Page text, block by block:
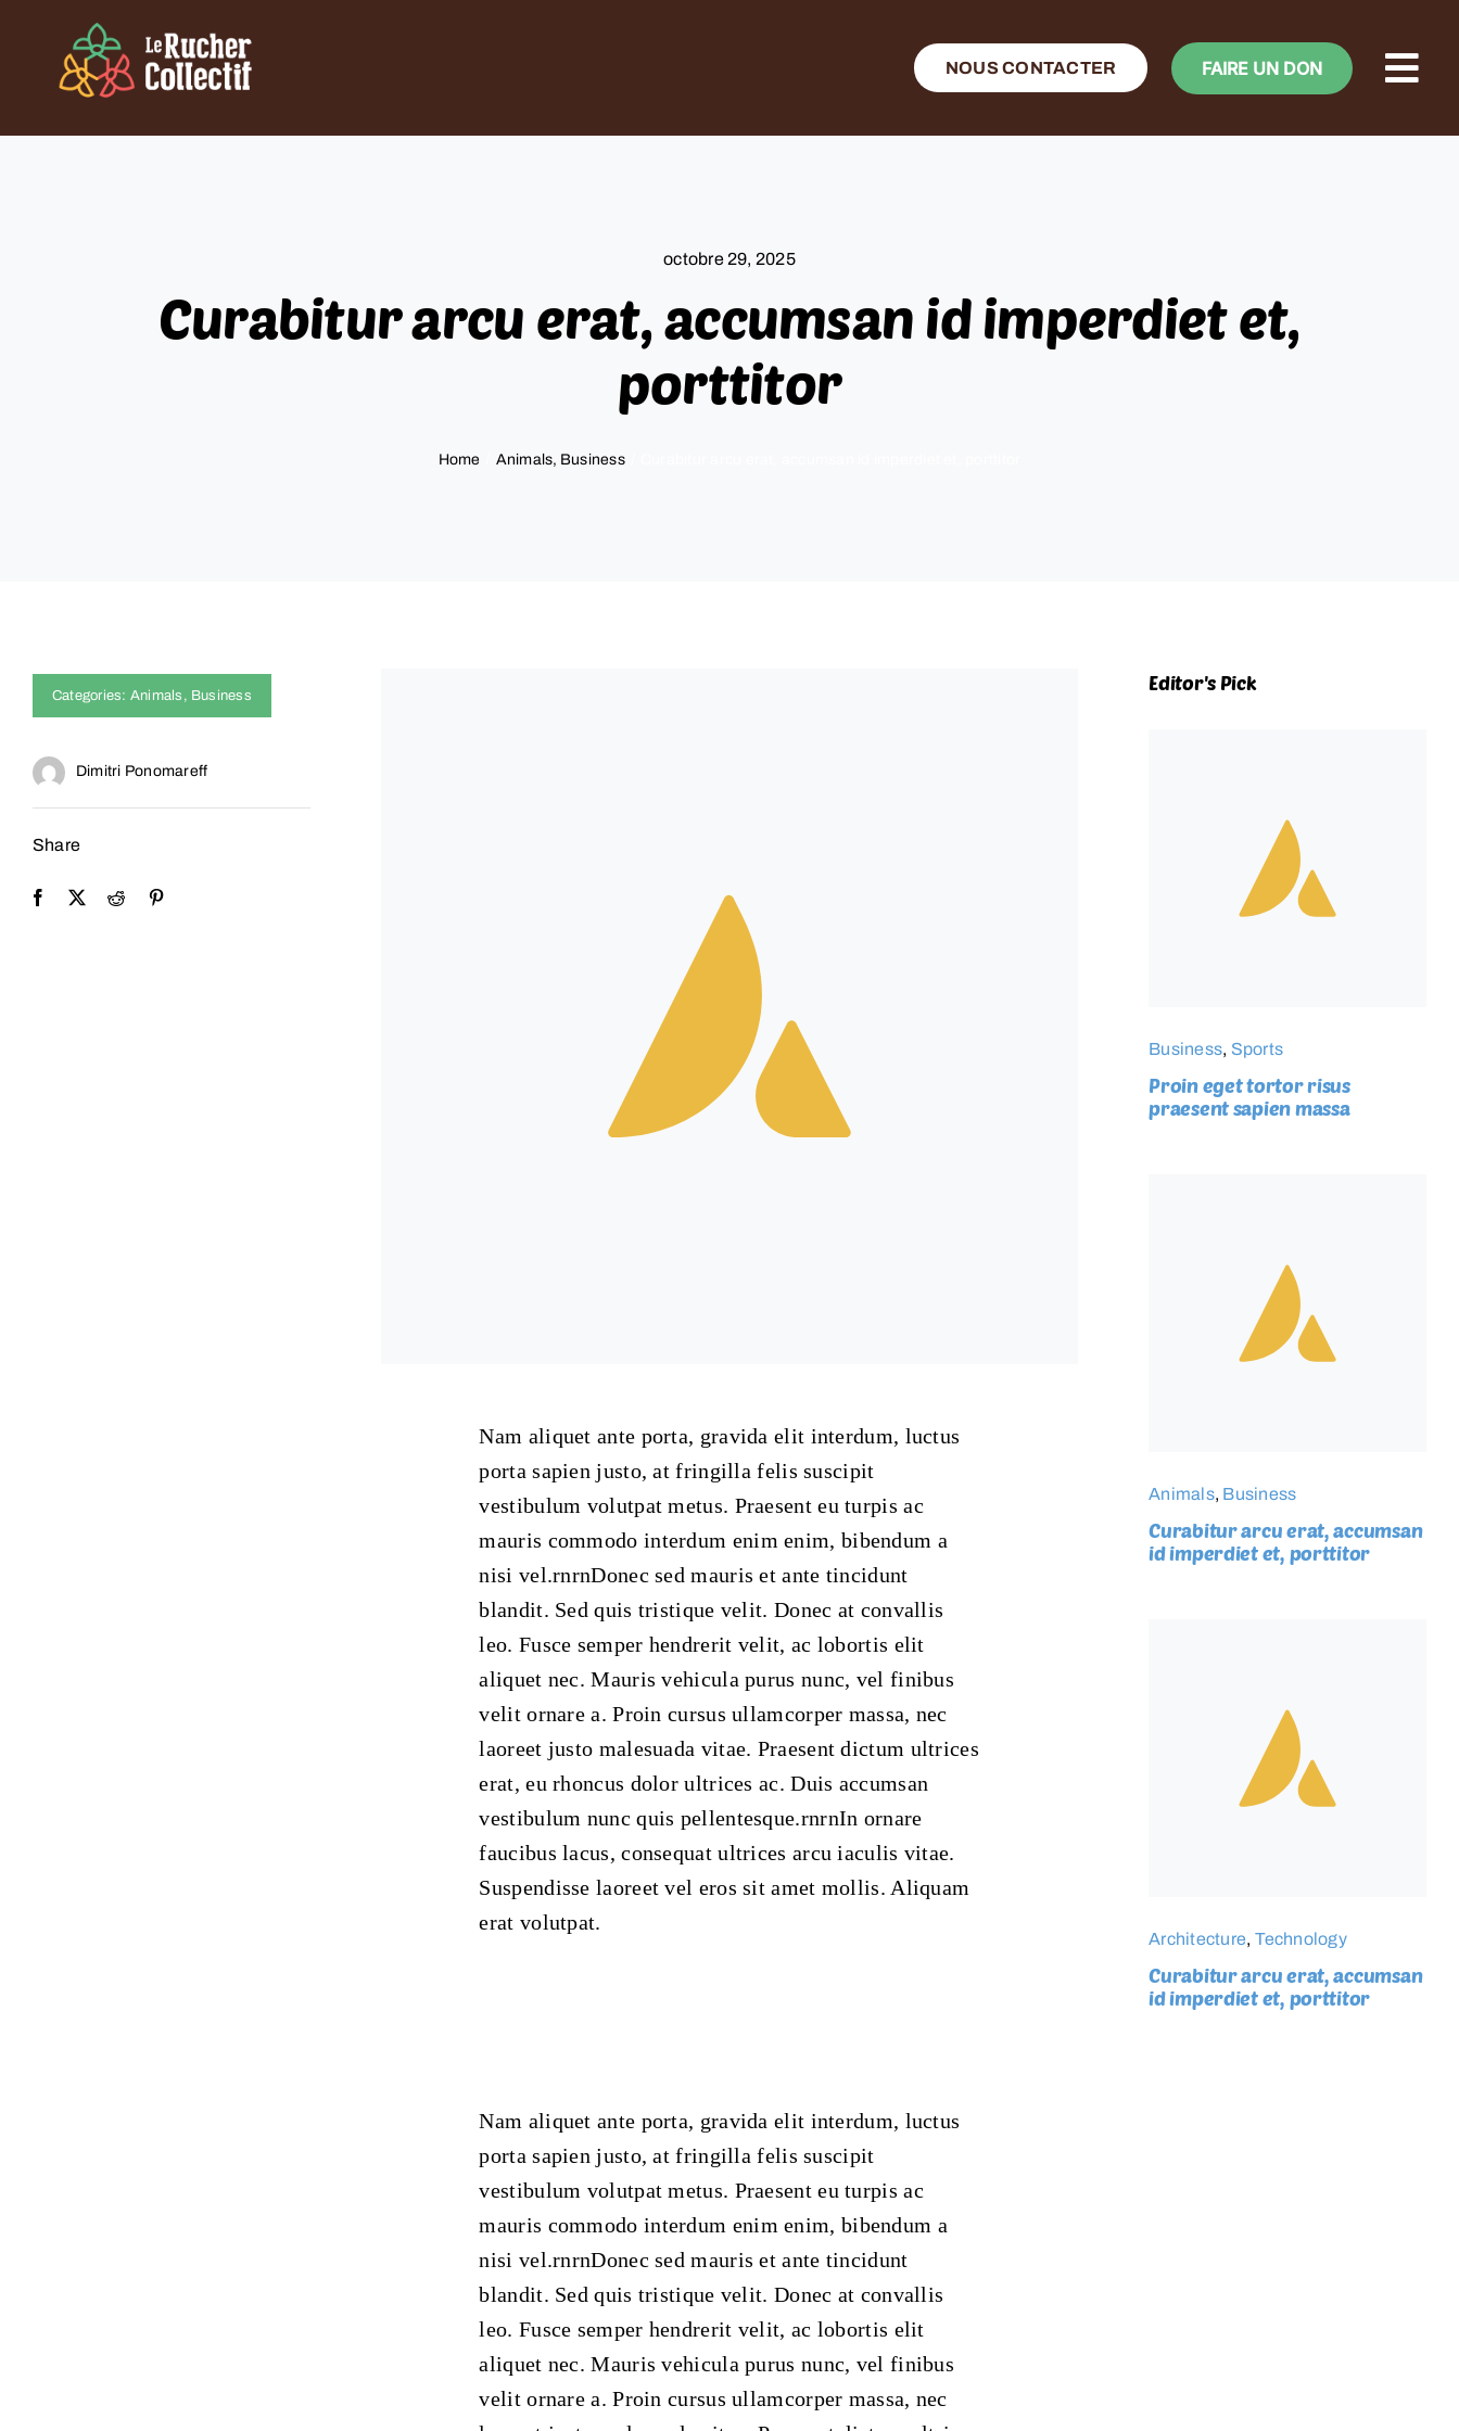
NOUS CONTACTER FAIRE UN DON
octobre 29, 2025
Curabitur arcu erat, accumsan id imperdiet et,
porttitor
Home Animals Business
Categories: Animals , Business
Dimitri Ponomareff
Share
Nam aliquet ante porta, gravida elit interdum, luctus
porta sapien justo, at fringilla felis suscipit
vestibulum volutpat metus. Praesent eu turpis ac
mauris commodo interdum enim enim, bibendum a
nisi vel.rnrnDonec sed mauris et ante tincidunt
blandit. Sed quis tristique velit. Donec at convallis
leo. Fusce semper hendrerit velit, ac lobortis elit
aliquet nec. Mauris vehicula purus nunc, vel finibus
velit ornare a. Proin cursus ullamcorper massa, nec
laoreet justo malesuada vitae. Praesent dictum ultrices
erat, eu rhoncus dolor ultrices ac. Duis accumsan
vestibulum nunc quis pellentesque.rnrnIn ornare
faucibus lacus, consequat ultrices arcu iaculis vitae.
Suspendisse laoreet vel eros sit amet mollis. Aliquam
erat volutpat.
Nam aliquet ante porta, gravida elit interdum, luctus
porta sapien justo, at fringilla felis suscipit
vestibulum volutpat metus. Praesent eu turpis ac
mauris commodo interdum enim enim, bibendum a
nisi vel.rnrnDonec sed mauris et ante tincidunt
blandit. Sed quis tristique velit. Donec at convallis
leo. Fusce semper hendrerit velit, ac lobortis elit
aliquet nec. Mauris vehicula purus nunc, vel finibus
velit ornare a. Proin cursus ullamcorper massa, nec
Editor's Pick
Business, Sports
Proin eget tortor risus
praesent sapien massa
Animals, Business
Curabitur arcu erat, accumsan
id imperdiet et, porttitor
Architecture, Technology
Curabitur arcu erat, accumsan
id imperdiet et, porttitor